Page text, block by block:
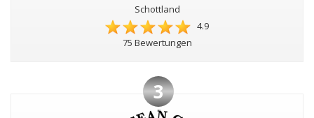
Schottland
4.9
75 Bewertungen
3